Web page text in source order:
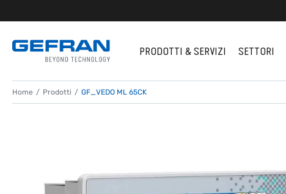
PRODOTTI & SERVIZI SETTORI
Home Prodotti GF_VEDO ML 65CK